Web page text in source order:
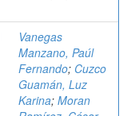
Vanegas
Manzano, Paúl
Fernando; Cuzco
Guamán, Luz
Karina; Moran